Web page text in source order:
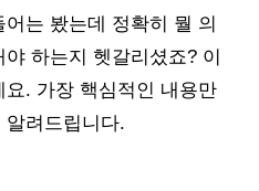
는 봤는데 정확히 뭘 의
하는지 헷갈리셨죠? 이
. 가장 핵심적인 내용만
알려드립니다.